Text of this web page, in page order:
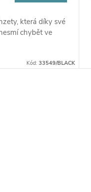
která díky své
chybět ve
Kód: 33549/BLACK